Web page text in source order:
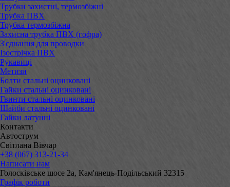
Трубки захистні, термозбіжні
Трубка ПВХ
Трубка термозбіжна
Захисна трубка ПВХ (гофра)
З'єднання для проводки
Ізострічка ПВХ
Рукавиці
Метизи
Болти стальні оцинковані
Гайки стальні оцинковані
Гвинти стальні оцинковані
Шайби стальні оцинковані
Гайки латунні
Контакти
Автострум
Світлана Вівчар
+38 (067) 313-21-34
Написати нам
Голосківське шосе 2а, Кам'янець-Подільський 32315
Графік роботи